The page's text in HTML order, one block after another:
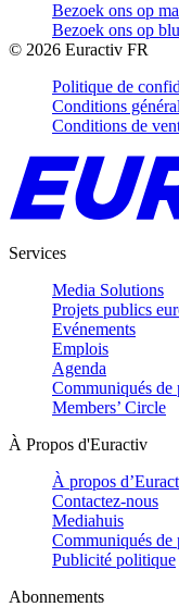
Bezoek ons op
Bezoek ons op
© 2026 Euractiv FR
Politique de
Conditions
Conditions de
Services
Media Solutions
Projets publics
Evénements
Emplois
Agenda
Communiqués de
Members’ Circle
À Propos d'Euractiv
À propos
Contactez-nous
Mediahuis
Communiqués de
Publicité politique
Abonnements